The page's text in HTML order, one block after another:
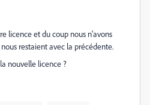
licence et du coup nous n'avons
restaient avec la précédente.
nouvelle licence ?